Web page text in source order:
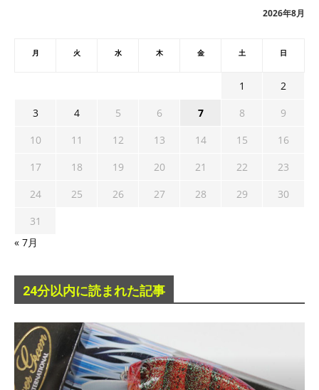
2026年8月
月 火 水 木 金 土 日
1
2
3
4 5 6 7 8
9
10
11 12 13 14 15
16
17
18 19 20 21 22
23
24
25 26 27 28 29
30
31
« 7月
24分以内に読まれた記事